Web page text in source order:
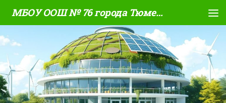
Skip to content МБОУ ООШ № 76 города Тюмени